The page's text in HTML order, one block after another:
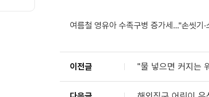
여름철 영유아 수족구병 증가세…"손씻기·
이전글 "물 넣으면 커지는